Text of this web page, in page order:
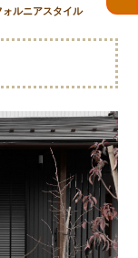
ルニアスタイル